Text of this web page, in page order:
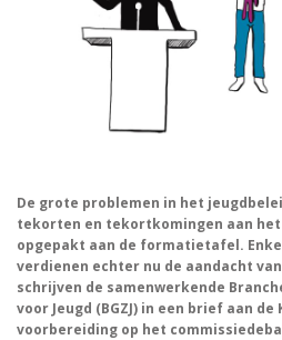
De grote problemen in het
tekorten en tekortkomingen aan
opgepakt aan de formatietafel.
verdienen echter nu de aandacht
schrijven de samenwerkende
voor Jeugd (BGZJ) in een brief aan
voorbereiding op het